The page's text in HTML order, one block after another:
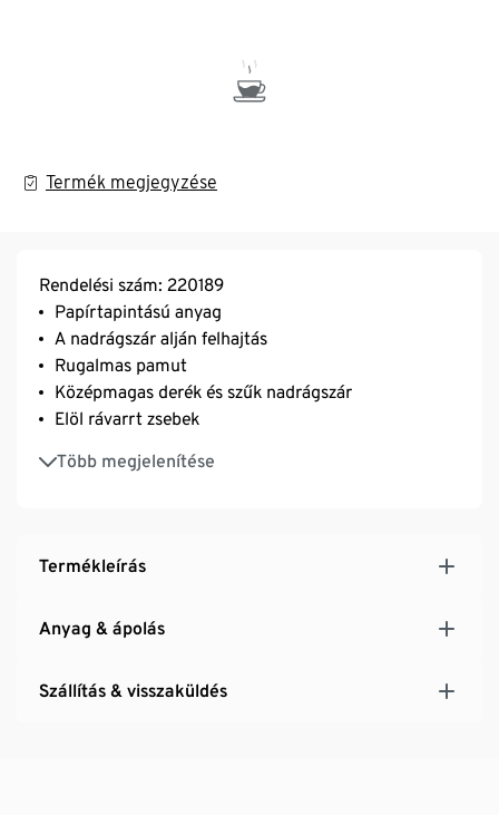
Termék megjegyzése
Rendelési szám: 220189
Papírtapintású anyag
A nadrágszár alján felhajtás
Rugalmas pamut
Középmagas derék és szűk nadrágszár
Elöl rávarrt zsebek
Több megjelenítése
Casual fit fazon
Termékleírás
Anyag & ápolás
Szállítás & visszaküldés